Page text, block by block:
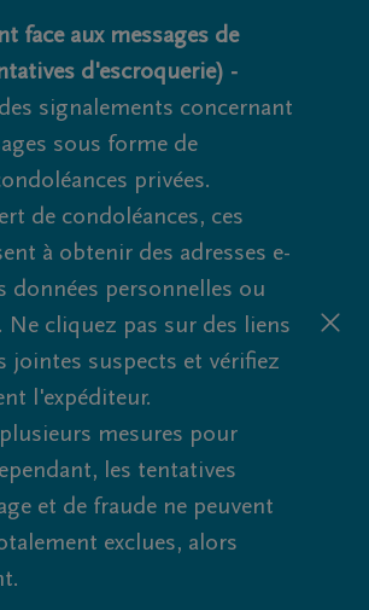
face aux messages de
d'escroquerie) -
signalements concernant
sous forme de
privées.
de condoléances, ces
à obtenir des adresses e-
données personnelles ou
Ne cliquez pas sur des liens
jointes suspects et vérifiez
l'expéditeur.
mesures pour
les tentatives
et de fraude ne peuvent
exclues, alors